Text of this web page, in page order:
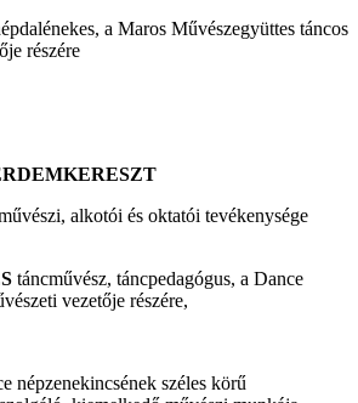
a Maros Művészegyüttes táncos
részére
alkotói és oktatói tevékenysége
táncművész, táncpedagógus, a Dance
vezetője részére,
népzenekincsének széles körű